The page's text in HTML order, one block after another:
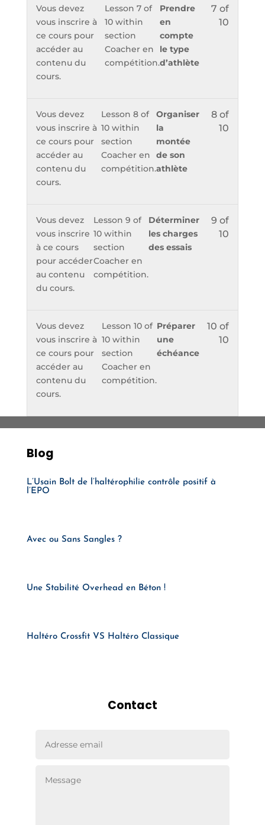
7 of
10
Prendre
en
compte
le type
d’athlète
Lesson 7 of
10 within
section
Coacher en
compétition.
Vous devez
vous inscrire à
ce cours pour
accéder au
contenu du
cours.
8 of
10
Organiser
la
montée
de son
athlète
Lesson 8 of
10 within
section
Coacher en
compétition.
Vous devez
vous inscrire à
ce cours pour
accéder au
contenu du
cours.
9 of
10
Déterminer
les charges
des essais
Lesson 9 of
10 within
section
Coacher en
compétition.
Vous devez
vous inscrire
à ce cours
pour accéder
au contenu
du cours.
10 of
10
Préparer
une
échéance
Lesson 10 of
10 within
section
Coacher en
compétition.
Vous devez
vous inscrire à
ce cours pour
accéder au
contenu du
cours.
Blog
L’Usain Bolt de l’haltérophilie contrôle positif à
l’EPO
Avec ou Sans Sangles ?
Une Stabilité Overhead en Béton !
Haltéro Crossfit VS Haltéro Classique
Contact